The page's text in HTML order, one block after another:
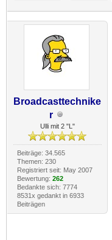
Broadcasttechnike
r
Ulli mit 2 "L"
Beiträge: 34.565
Themen: 230
Registriert seit: May 2007
Bewertung: 262
Bedankte sich: 7774
8531x gedankt in 6933
Beiträgen